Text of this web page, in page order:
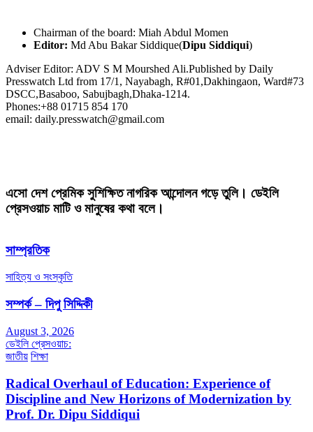
Chairman of the board: Miah Abdul Momen
Editor: Md Abu Bakar Siddique(Dipu Siddiqui)
Adviser Editor: ADV S M Mourshed Ali.Published by Daily
Presswatch Ltd from 17/1, Nayabagh, R#01,Dakhingaon, Ward#73
DSCC,Basaboo, Sabujbagh,Dhaka-1214.
Phones:+88 01715 854 170
email: daily.presswatch@gmail.com
এসো দেশ প্রেমিক সুশিক্ষিত নাগরিক আন্দোলন গড়ে তুলি। ডেইলি
প্রেসওয়াচ মাটি ও মানুষের কথা বলে।
সাম্প্রতিক
সাহিত্য ও সংস্কৃতি
সম্পর্ক – দিপু সিদ্দিকী
August 3, 2026
ডেইলি প্রেসওয়াচ:
জাতীয় শিক্ষা
Radical Overhaul of Education: Experience of
Discipline and New Horizons of Modernization by
Prof. Dr. Dipu Siddiqui